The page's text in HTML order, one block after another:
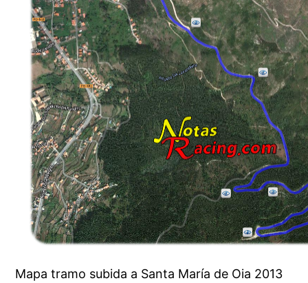
Mapa tramo subida a Santa María de Oia 2013